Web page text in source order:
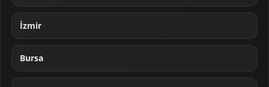
İzmir
Bursa